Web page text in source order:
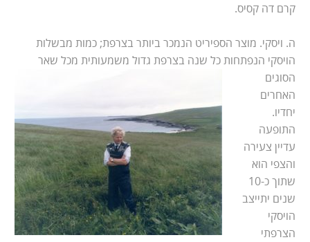
קרם דה קסיס.
ה. ויסקי. מוצר הספיריט הנמכר ביותר בצרפת; כמות מבשלות
הויסקי הנפתחות כל שנה בצרפת גדול משמעותית מכל שאר
הסוגים
האחרים
יחדיו.
התופעה
עדיין צעירה
והצפי הוא
שתוך כ-10
שנים יתייצב
הויסקי
הצרפתי